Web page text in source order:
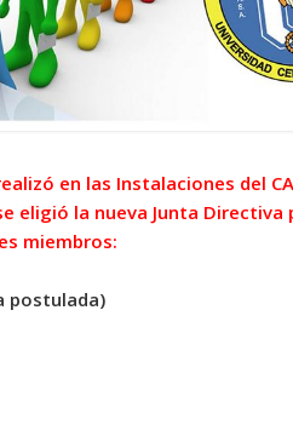
en las Instalaciones del
eligió la nueva Junta Directiva
miembros:
postulada)